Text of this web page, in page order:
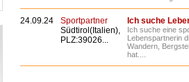
24.09.24
Sportpartner
Südtirol(Italien),
PLZ:39026...
Ich suche
Ich suche eine
Lebenspartnerin
Wandern,
hat....